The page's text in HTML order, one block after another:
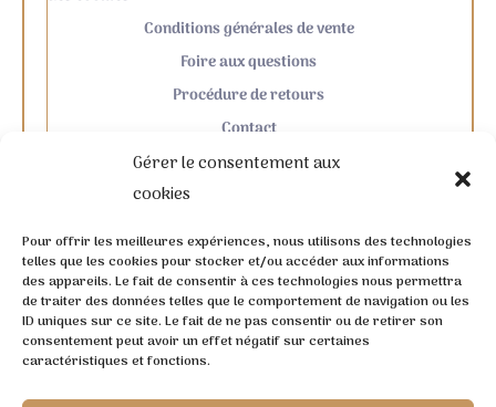
Gérer le consentement aux
cookies
Pour offrir les meilleures expériences, nous utilisons des technologies
telles que les cookies pour stocker et/ou accéder aux informations
des appareils. Le fait de consentir à ces technologies nous permettra
de traiter des données telles que le comportement de navigation ou les
ID uniques sur ce site. Le fait de ne pas consentir ou de retirer son
consentement peut avoir un effet négatif sur certaines
caractéristiques et fonctions.
Conditions générales de vente
Foire aux questions
Procédure de retours
Contact